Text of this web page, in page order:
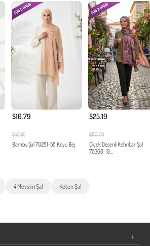
$10.79
$46.00
Bambu Şal 70281-58 Koyu Bej
$25.19
$103.00
Çiçek Desenli Kehribar Şal
70360-10...
4 Mevsim Şal Keten Şal
+